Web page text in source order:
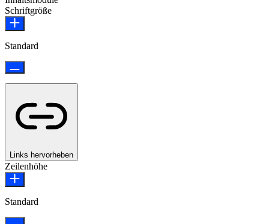
Schriftgröße
Standard
Links hervorheben
Zeilenhöhe
Standard